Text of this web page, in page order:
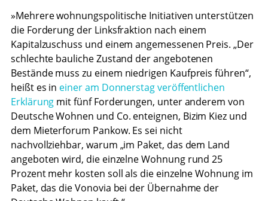
»Mehrere wohnungspolitische Initiativen unterstützen
die Forderung der Linksfraktion nach einem
Kapitalzuschuss und einem angemessenen Preis. „Der
schlechte bauliche Zustand der angebotenen
Bestände muss zu einem niedrigen Kaufpreis führen“,
heißt es in einer am Donnerstag veröffentlichen
Erklärung mit fünf Forderungen, unter anderem von
Deutsche Wohnen und Co. enteignen, Bizim Kiez und
dem Mieterforum Pankow. Es sei nicht
nachvollziehbar, warum „im Paket, das dem Land
angeboten wird, die einzelne Wohnung rund 25
Prozent mehr kosten soll als die einzelne Wohnung im
Paket, das die Vonovia bei der Übernahme der